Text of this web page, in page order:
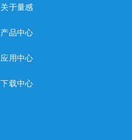
关于量感
产品中心
应用中心
下载中心